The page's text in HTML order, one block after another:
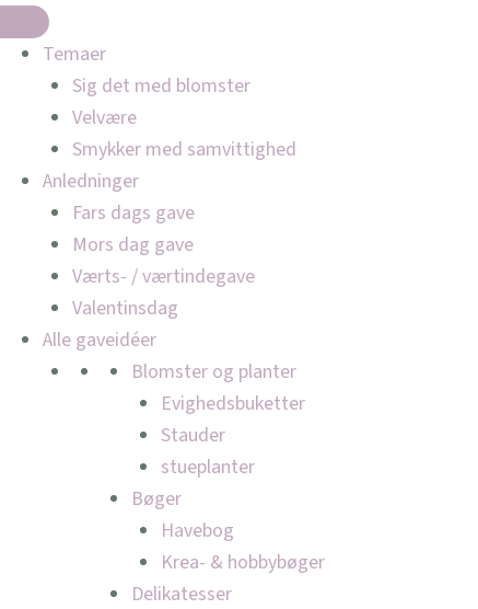
Temaer
Sig det med blomster
Velvære
Smykker med samvittighed
Anledninger
Fars dags gave
Mors dag gave
Værts- / værtindegave
Valentinsdag
Alle gaveidéer
Blomster og planter
Evighedsbuketter
Stauder
stueplanter
Bøger
Havebog
Krea- & hobbybøger
Delikatesser